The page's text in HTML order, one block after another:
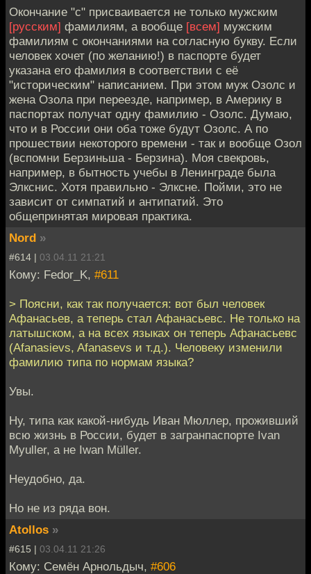
Окончание "с" присваивается не только мужским
[русским] фамилиям, а вообще [всем] мужским
фамилиям с окончаниями на согласную букву. Если
человек хочет (по желанию!) в паспорте будет
указана его фамилия в соответствии с её
"историческим" написанием. При этом муж Озолс и
жена Озола при переезде, например, в Америку в
паспортах получат одну фамилию - Озолс. Думаю,
что и в России они оба тоже будут Озолс. А по
прошествии некоторого времени - так и вообще Озол
(вспомни Берзиньша - Берзина). Моя свекровь,
например, в бытность учебы в Ленинграде была
Элкснис. Хотя правильно - Элксне. Пойми, это не
зависит от симпатий и антипатий. Это
общепринятая мировая практика.
Nord »
#614 | 03.04.11 21:21
Кому: Fedor_K, #611
> Поясни, как так получается: вот был человек
Афанасьев, а теперь стал Афанасьевс. Не только на
латышском, а на всех языках он теперь Афанасьевс
(Afanasievs, Afanasevs и т.д.). Человеку изменили
фамилию типа по нормам языка?
Увы.
Ну, типа как какой-нибудь Иван Мюллер, проживший
всю жизнь в России, будет в загранпаспорте Ivan
Myuller, а не Iwan Müller.
Неудобно, да.
Но не из ряда вон.
Atollos »
#615 | 03.04.11 21:26
Кому: Семён Арнольдыч, #606